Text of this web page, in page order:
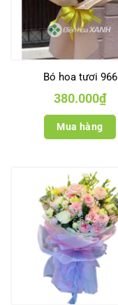
Bó hoa tươi 966
380.000₫
Mua hàng